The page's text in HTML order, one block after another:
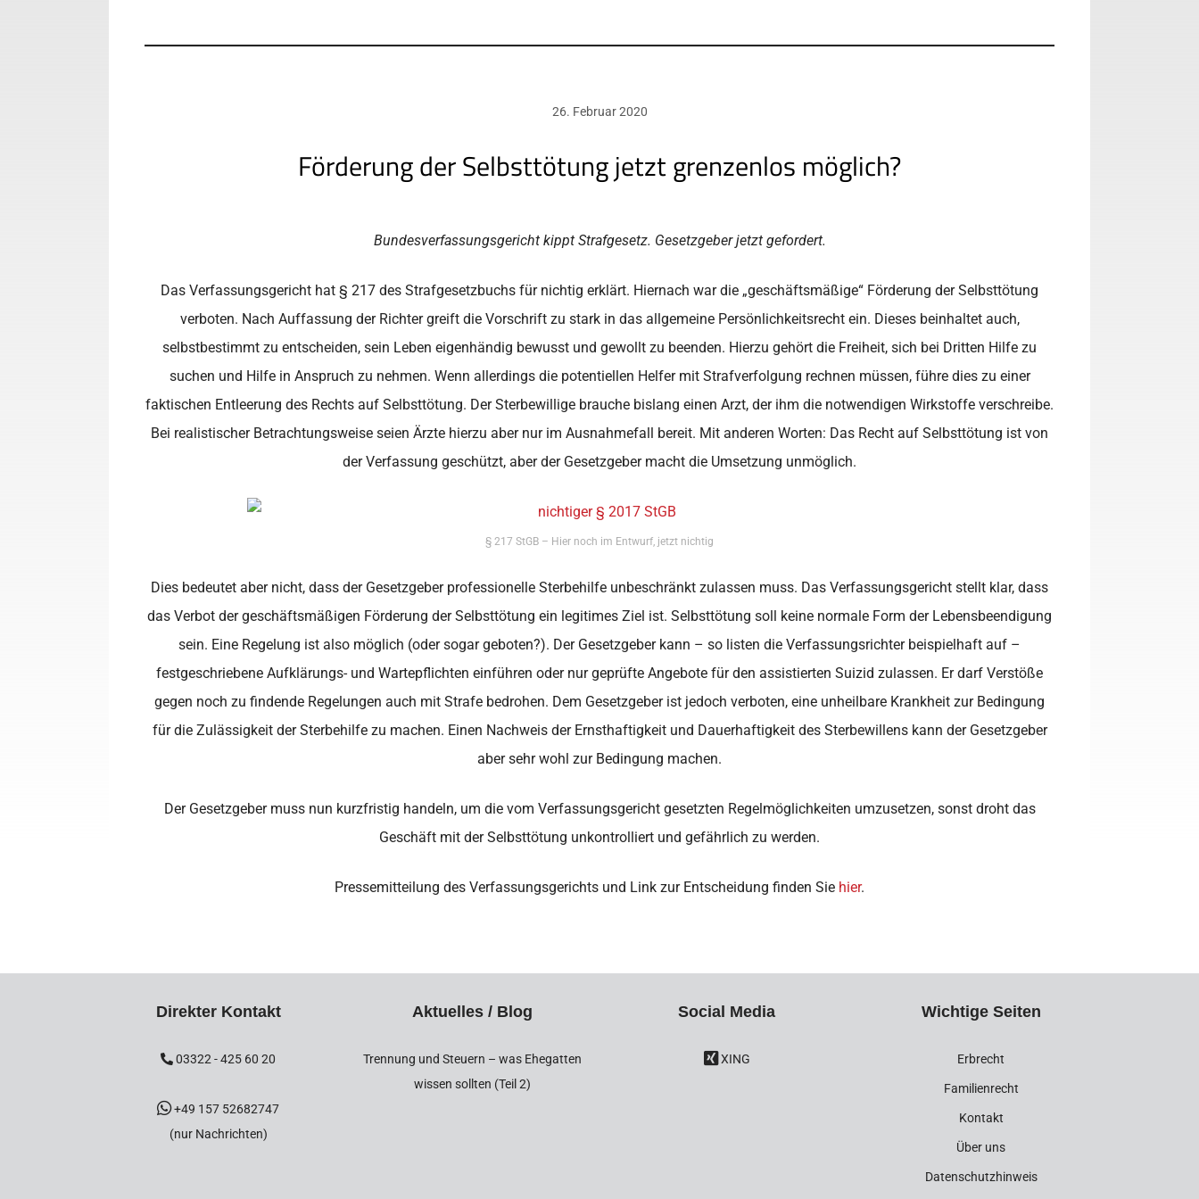
Förderung der Selbsttötung jetzt grenzenlos möglich?
26. Februar 2020
Bundesverfassungsgericht kippt Strafgesetz. Gesetzgeber jetzt gefordert.
Das Verfassungsgericht hat § 217 des Strafgesetzbuchs für nichtig erklärt. Hiernach war die „geschäftsmäßige“ Förderung der Selbsttötung
verboten. Nach Auffassung der Richter greift die Vorschrift zu stark in das allgemeine Persönlichkeitsrecht ein. Dieses beinhaltet auch,
selbstbestimmt zu entscheiden, sein Leben eigenhändig bewusst und gewollt zu beenden. Hierzu gehört die Freiheit, sich bei Dritten Hilfe zu
suchen und Hilfe in Anspruch zu nehmen. Wenn allerdings die potentiellen Helfer mit Strafverfolgung rechnen müssen, führe dies zu einer
faktischen Entleerung des Rechts auf Selbsttötung. Der Sterbewillige brauche bislang einen Arzt, der ihm die notwendigen Wirkstoffe verschreibe.
Bei realistischer Betrachtungsweise seien Ärzte hierzu aber nur im Ausnahmefall bereit. Mit anderen Worten: Das Recht auf Selbsttötung ist von
der Verfassung geschützt, aber der Gesetzgeber macht die Umsetzung unmöglich.
§ 217 StGB – Hier noch im Entwurf, jetzt nichtig
Dies bedeutet aber nicht, dass der Gesetzgeber professionelle Sterbehilfe unbeschränkt zulassen muss. Das Verfassungsgericht stellt klar, dass
das Verbot der geschäftsmäßigen Förderung der Selbsttötung ein legitimes Ziel ist. Selbsttötung soll keine normale Form der Lebensbeendigung
sein. Eine Regelung ist also möglich (oder sogar geboten?). Der Gesetzgeber kann – so listen die Verfassungsrichter beispielhaft auf –
festgeschriebene Aufklärungs- und Wartepflichten einführen oder nur geprüfte Angebote für den assistierten Suizid zulassen. Er darf Verstöße
gegen noch zu findende Regelungen auch mit Strafe bedrohen. Dem Gesetzgeber ist jedoch verboten, eine unheilbare Krankheit zur Bedingung
für die Zulässigkeit der Sterbehilfe zu machen. Einen Nachweis der Ernsthaftigkeit und Dauerhaftigkeit des Sterbewillens kann der Gesetzgeber
aber sehr wohl zur Bedingung machen.
Der Gesetzgeber muss nun kurzfristig handeln, um die vom Verfassungsgericht gesetzten Regelmöglichkeiten umzusetzen, sonst droht das
Geschäft mit der Selbsttötung unkontrolliert und gefährlich zu werden.
Pressemitteilung des Verfassungsgerichts und Link zur Entscheidung finden Sie hier.
Direkter Kontakt
03322 - 425 60 20
+49 157 52682747
(nur Nachrichten)
Aktuelles / Blog
Trennung und Steuern – was Ehegatten
wissen sollten (Teil 2)
Social Media
XING
Wichtige Seiten
Erbrecht
Familienrecht
Kontakt
Über uns
Datenschutzhinweis